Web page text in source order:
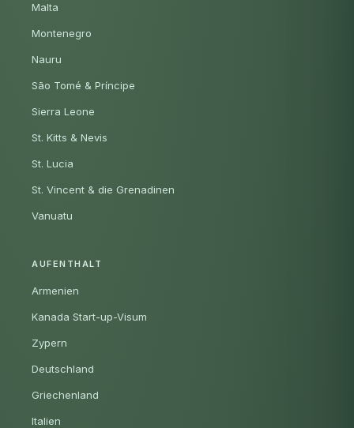
Malta
Montenegro
Nauru
São Tomé & Príncipe
Sierra Leone
St. Kitts & Nevis
St. Lucia
St. Vincent & die Grenadinen
Vanuatu
AUFENTHALT
Armenien
Kanada Start-up-Visum
Zypern
Deutschland
Griechenland
Italien